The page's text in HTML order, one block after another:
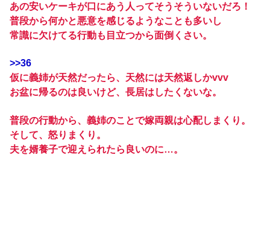
あの安いケーキが口にあう人ってそうそういないだろ！
普段から何かと悪意を感じるようなことも多いし
常識に欠けてる行動も目立つから面倒くさい。
>>36
仮に義姉が天然だったら、天然には天然返しかvvv
お盆に帰るのは良いけど、長居はしたくないな。
普段の行動から、義姉のことで嫁両親は心配しまくり。
そして、怒りまくり。
夫を婿養子で迎えられたら良いのに…。